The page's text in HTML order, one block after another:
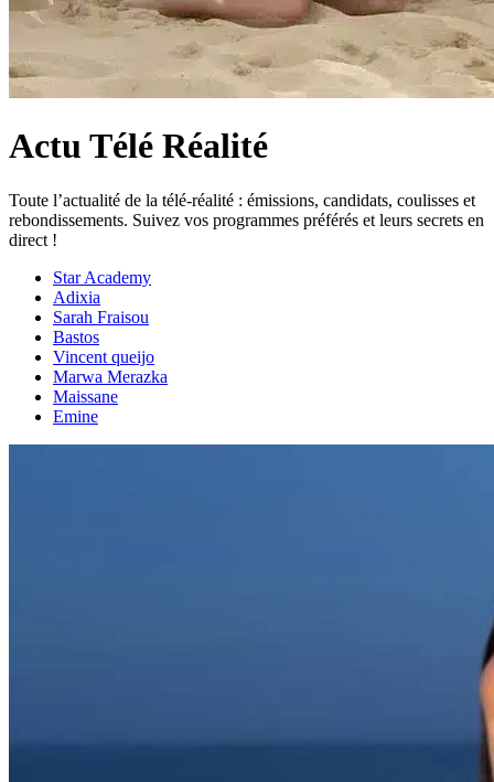
Actu Télé Réalité
Toute l’actualité de la télé-réalité : émissions, candidats, coulisses et
rebondissements. Suivez vos programmes préférés et leurs secrets en
direct !
Star Academy
Adixia
Sarah Fraisou
Bastos
Vincent queijo
Marwa Merazka
Maissane
Emine